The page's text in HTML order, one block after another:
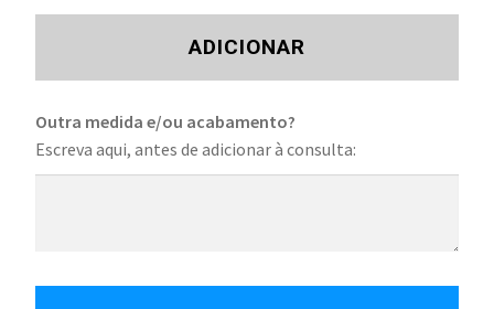
ADICIONAR
Outra medida e/ou acabamento?
Escreva aqui, antes de adicionar à consulta: